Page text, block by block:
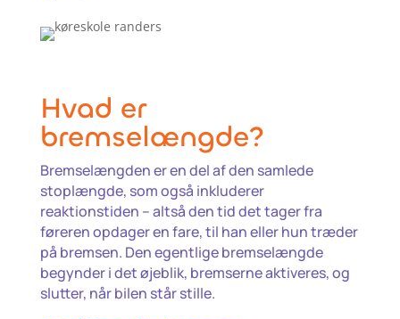
Hvad er
bremselængde?
Bremselængden er en del af den samlede
stoplængde, som også inkluderer
reaktionstiden – altså den tid det tager fra
føreren opdager en fare, til han eller hun træder
på bremsen. Den egentlige bremselængde
begynder i det øjeblik, bremserne aktiveres, og
slutter, når bilen står stille.